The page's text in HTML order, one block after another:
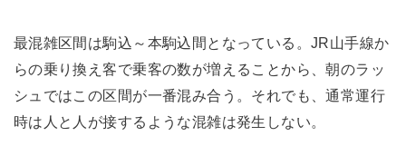
最混雑区間は駒込～本駒込間となっている。JR山手線か
らの乗り換え客で乗客の数が増えることから、朝のラッ
シュではこの区間が一番混み合う。それでも、通常運行
時は人と人が接するような混雑は発生しない。